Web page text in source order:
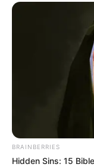
circulación en la
LEA
La
BRAINBERRIES
Hidden Sins: 15